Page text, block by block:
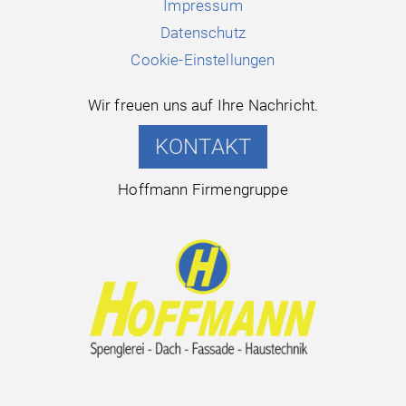
Impressum
Datenschutz
Cookie-Einstellungen
Wir freuen uns auf Ihre Nachricht.
KONTAKT
Hoffmann Firmengruppe